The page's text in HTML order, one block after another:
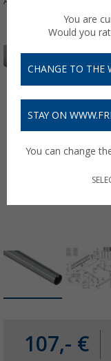
107,- €
You are
Would you
CHANGE TO THE
STAY ON
You can change